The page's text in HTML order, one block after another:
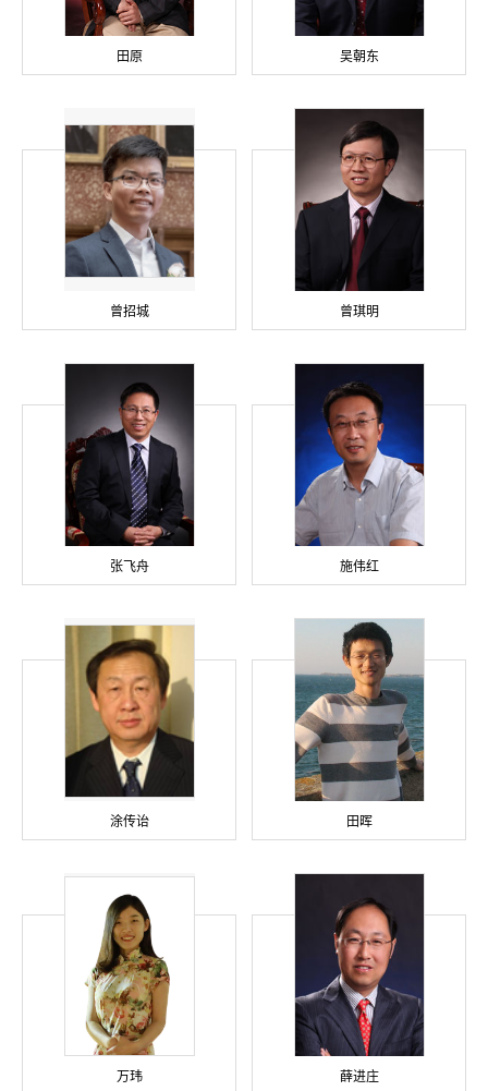
田原 吴朝东
曾招城 曾琪明
张飞舟 施伟红
涂传诒 田晖
万玮 薛进庄